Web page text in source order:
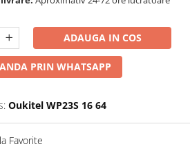
ADAUGA IN COS
PRIN WHATSAPP
Oukitel WP23S 16 64
Favorite